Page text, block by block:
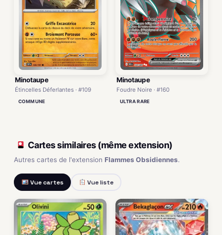
Minotaupe
Étincelles Déferlantes · #109
COMMUNE
Minotaupe
Foudre Noire · #160
ULTRA RARE
Cartes similaires (même extension)
Autres cartes de l'extension Flammes Obsidiennes.
Vue cartes Vue liste